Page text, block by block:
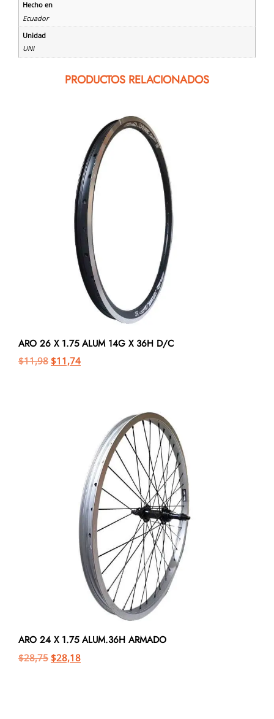
Hecho en
Ecuador
Unidad
UNI
PRODUCTOS RELACIONADOS
ARO 26 X 1.75 ALUM 14G X 36H D/C
$11,98 $11,74
ARO 24 X 1.75 ALUM.36H ARMADO
$28,75 $28,18